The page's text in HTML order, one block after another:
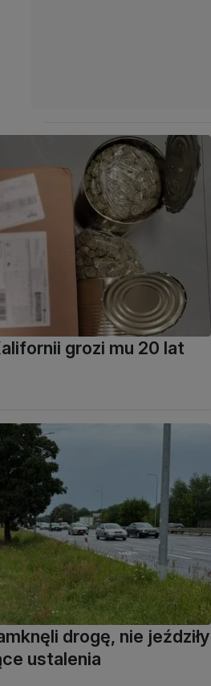
grozi mu 20 lat
drogę, nie jeździły
ustalenia